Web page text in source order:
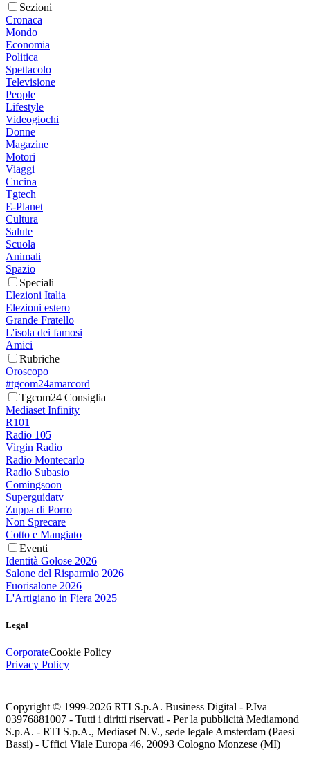
Sezioni
Cronaca
Mondo
Economia
Politica
Spettacolo
Televisione
People
Lifestyle
Videogiochi
Donne
Magazine
Motori
Viaggi
Cucina
Tgtech
E-Planet
Cultura
Salute
Scuola
Animali
Spazio
Speciali
Elezioni Italia
Elezioni estero
Grande Fratello
L'isola dei famosi
Amici
Rubriche
Oroscopo
#tgcom24amarcord
Tgcom24 Consiglia
Mediaset Infinity
R101
Radio 105
Virgin Radio
Radio Montecarlo
Radio Subasio
Comingsoon
Superguidatv
Zuppa di Porro
Non Sprecare
Cotto e Mangiato
Eventi
Identità Golose 2026
Salone del Risparmio 2026
Fuorisalone 2026
L'Artigiano in Fiera 2025
Legal
CorporateCookie Policy
Privacy Policy
Copyright © 1999-2026 RTI S.p.A. Business Digital - P.Iva
03976881007 - Tutti i diritti riservati - Per la pubblicità Mediamond
S.p.A. - RTI S.p.A., Mediaset N.V., sede legale Amsterdam (Paesi
Bassi) - Uffici Viale Europa 46, 20093 Cologno Monzese (MI)